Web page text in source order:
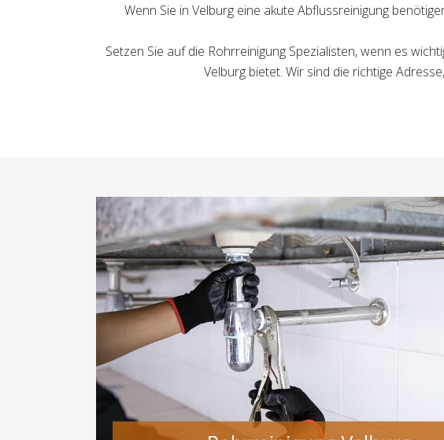
Wenn Sie in Velburg eine akute Abflussreinigung
Setzen Sie auf die Rohrreinigung Spezialisten, wenn es
Velburg bietet. Wir sind die richtige